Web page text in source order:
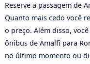
Reserve a passagem de
Quanto mais cedo você
o preço. Além disso,
ônibus de Amalfi para
no último momento ou